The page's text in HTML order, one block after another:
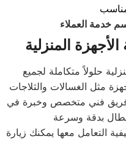
خدمة العملاء
المنزلية
حلولاً متكاملة لجميع
مثل الغسالات والثلاجات
فريق فني متخصص وخبرة في
التعامل معها يمكنك زيارة